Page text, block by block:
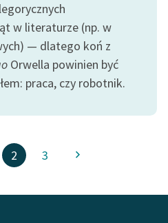
w literaturze (np. w
— dlatego koń z
Orwella powinien być
praca, czy robotnik.
2 3